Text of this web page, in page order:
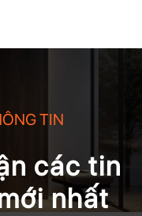
TIN
các tin
nhất